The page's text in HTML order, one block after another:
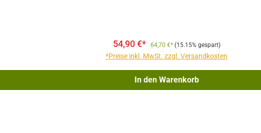
54,90 €* 64,70 €* (15.15% gespart)
*Preise inkl. MwSt. zzgl. Versandkosten
In den Warenkorb